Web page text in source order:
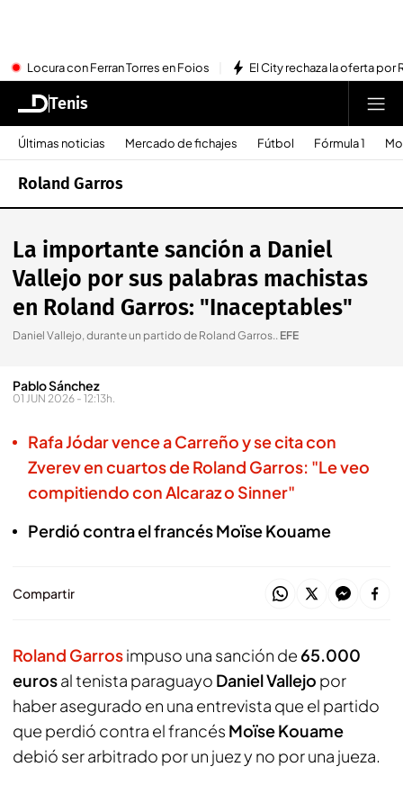
Locura con Ferran Torres en Foios El City rechaza la oferta por
Tenis
Últimas noticias Mercado de fichajes Fútbol Fórmula 1
Roland Garros
La importante sanción a Daniel
Vallejo por sus palabras machistas
en Roland Garros: "Inaceptables"
Daniel Vallejo, durante un partido de Roland Garros.. EFE
Pablo Sánchez
01 JUN 2026 - 12:13h.
Rafa Jódar vence a Carreño y se cita con
Zverev en cuartos de Roland Garros: "Le veo
compitiendo con Alcaraz o Sinner"
Perdió contra el francés Moïse Kouame
Compartir
Roland Garrosimpuso una sanción de 65.000
eurosal tenista paraguayo Daniel Vallejo por
haber asegurado en una entrevista que el partido
que perdió contra el francés Moïse Kouame
debió ser arbitrado por un juez y no por una jueza.